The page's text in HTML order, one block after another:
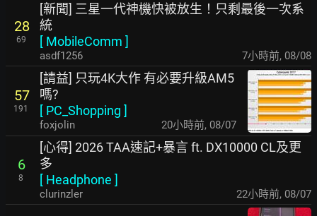
28
69
[新聞] 三星一代神機快被放生！只剩最後一次系
統
[ MobileComm ]
asdf1256 7小時前, 08/08
57
191
[請益] 只玩4K大作 有必要升級AM5
嗎?
[ PC_Shopping ]
foxjolin 20小時前, 08/07
6
8
[心得] 2026 TAA速記+暴言 ft. DX10000 CL及更
多
[ Headphone ]
clurinzler 22小時前, 08/07